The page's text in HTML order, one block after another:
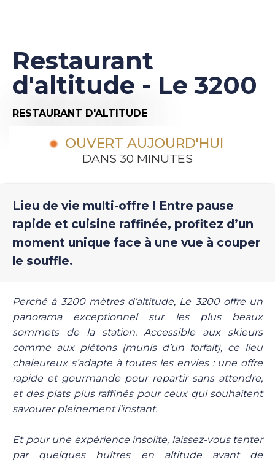
Restaurant
d'altitude - Le 3200
RESTAURANT D'ALTITUDE
OUVERT AUJOURD'HUI
DANS 30 MINUTES
Lieu de vie multi-offre ! Entre pause
rapide et cuisine raffinée, profitez d’un
moment unique face à une vue à couper
le souffle.
Perché à 3200 mètres d’altitude, Le 3200 offre un
panorama exceptionnel sur les plus beaux
sommets de la station. Accessible aux skieurs
comme aux piétons (munis d’un forfait), ce lieu
chaleureux s’adapte à toutes les envies : une offre
rapide et gourmande pour repartir sans attendre,
et des plats plus raffinés pour ceux qui souhaitent
savourer pleinement l’instant.
Et pour une expérience insolite, laissez-vous tenter
par quelques huîtres en altitude avant de